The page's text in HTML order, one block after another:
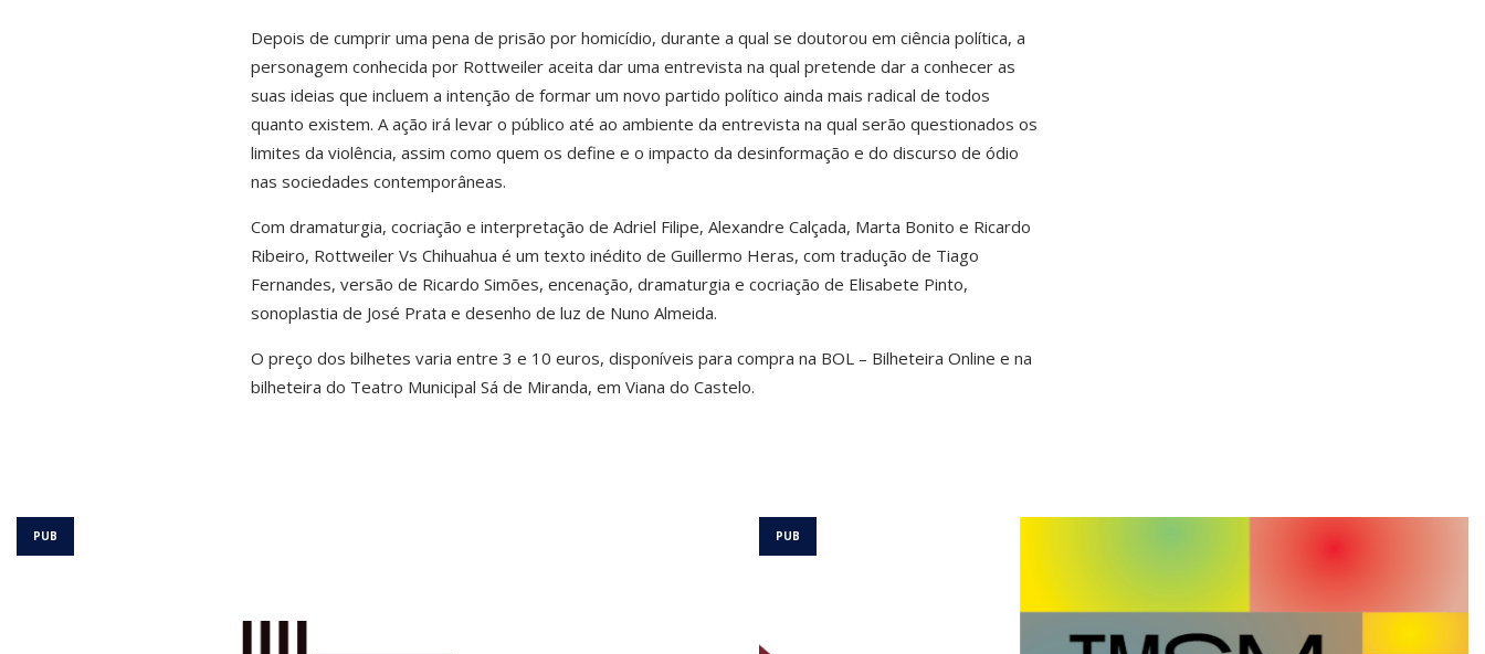
Depois de cumprir uma pena de prisão por homicídio, durante a qual se doutorou em ciência política, a
personagem conhecida por Rottweiler aceita dar uma entrevista na qual pretende dar a conhecer as
suas ideias que incluem a intenção de formar um novo partido político ainda mais radical de todos
quanto existem. A ação irá levar o público até ao ambiente da entrevista na qual serão questionados os
limites da violência, assim como quem os define e o impacto da desinformação e do discurso de ódio
nas sociedades contemporâneas.
Com dramaturgia, cocriação e interpretação de Adriel Filipe, Alexandre Calçada, Marta Bonito e Ricardo
Ribeiro, Rottweiler Vs Chihuahua é um texto inédito de Guillermo Heras, com tradução de Tiago
Fernandes, versão de Ricardo Simões, encenação, dramaturgia e cocriação de Elisabete Pinto,
sonoplastia de José Prata e desenho de luz de Nuno Almeida.
O preço dos bilhetes varia entre 3 e 10 euros, disponíveis para compra na BOL – Bilheteira Online e na
bilheteira do Teatro Municipal Sá de Miranda, em Viana do Castelo.